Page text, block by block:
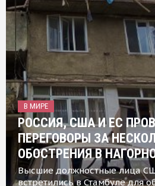
В МИРЕ
РОССИЯ, США И ЕС
ПЕРЕГОВОРЫ ЗА
ОБОСТРЕНИЯ В
Высшие должностные лица
встретились в Стамбуле для